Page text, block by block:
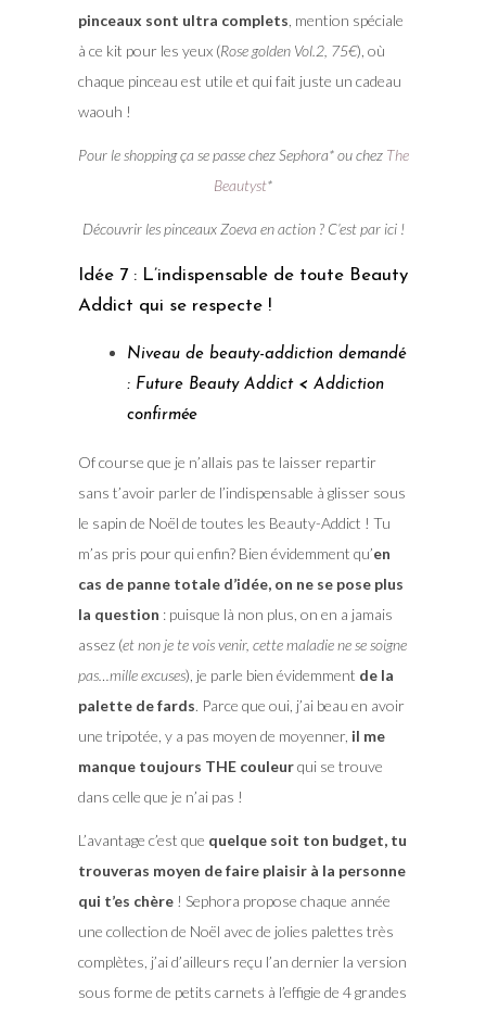
pinceaux sont ultra complets , mention spéciale
à ce kit pour les yeux (Rose golden Vol.2, 75€), où
chaque pinceau est utile et qui fait juste un cadeau
waouh !
Pour le shopping ça se passe chez Sephora* ou chez The
Beautyst*
Découvrir les pinceaux Zoeva en action ? C’est par ici !
Idée 7 : L’indispensable de toute Beauty
Addict qui se respecte !
Niveau de beauty-addiction demandé
: Future Beauty Addict < Addiction
confirmée
Of course que je n’allais pas te laisser repartir
sans t’avoir parler de l’indispensable à glisser sous
le sapin de Noël de toutes les Beauty-Addict ! Tu
m’as pris pour qui enfin? Bien évidemment qu’en
cas de panne totale d’idée, on ne se pose plus
la question : puisque là non plus, on en a jamais
assez (et non je te vois venir, cette maladie ne se soigne
pas…mille excuses), je parle bien évidemment de la
palette de fards. Parce que oui, j’ai beau en avoir
une tripotée, y a pas moyen de moyenner, il me
manque toujours THE couleurqui se trouve
dans celle que je n’ai pas !
L’avantage c’est que quelque soit ton budget, tu
trouveras moyen de faire plaisir à la personne
qui t’es chère! Sephora propose chaque année
une collection de Noël avec de jolies palettes très
complètes, j’ai d’ailleurs reçu l’an dernier la version
sous forme de petits carnets à l’effigie de 4 grandes